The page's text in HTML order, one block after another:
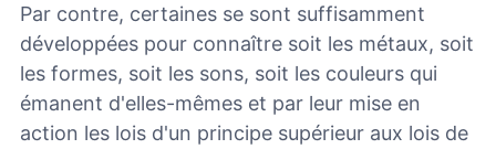
Par contre, certaines se sont suffisamment
développées pour connaître soit les métaux, soit
les formes, soit les sons, soit les couleurs qui
émanent d'elles-mêmes et par leur mise en
action les lois d'un principe supérieur aux lois de